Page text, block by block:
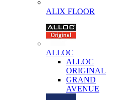
ALIX FLOOR
ALLOC
ALLOC
ORIGINAL
GRAND
AVENUE